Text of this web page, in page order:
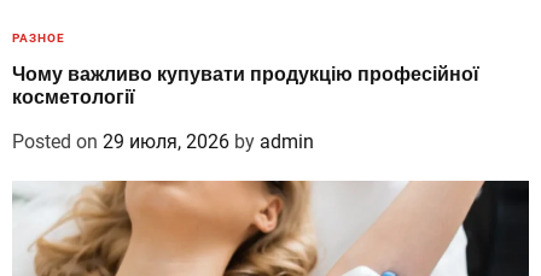
РАЗНОЕ
Чому важливо купувати продукцію професійної
косметології
Posted on 29 июля, 2026 by admin